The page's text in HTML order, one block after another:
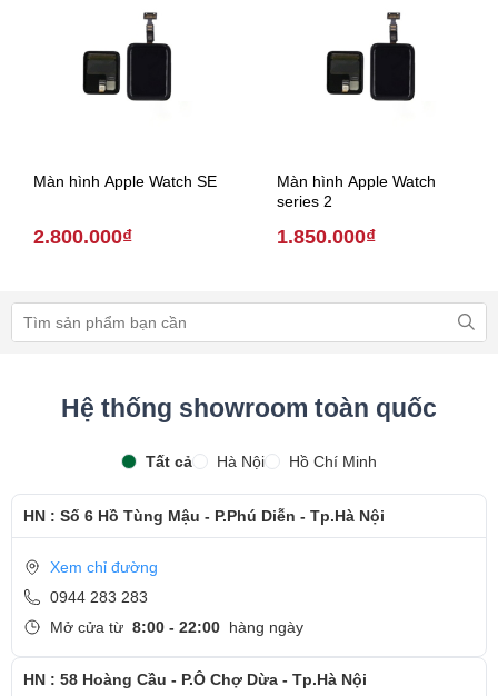
Màn hình Apple Watch SE
2.800.000₫
Màn hình Apple Watch
series 2
1.850.000₫
Hệ thống showroom toàn quốc
Tất cả Hà Nội Hồ Chí Minh
HN : Số 6 Hồ Tùng Mậu - P.Phú Diễn - Tp.Hà Nội
Xem chỉ đường
0944 283 283
Mở cửa từ 8:00 - 22:00 hàng ngày
HN : 58 Hoàng Cầu - P.Ô Chợ Dừa - Tp.Hà Nội